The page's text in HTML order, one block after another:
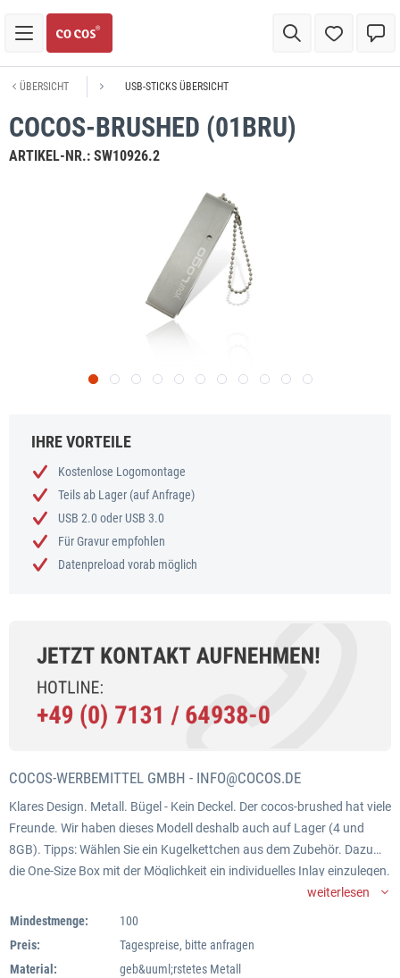
ÜBERSICHT USB-STICKS ÜBERSICHT
COCOS-BRUSHED (01BRU)
ARTIKEL-NR.: SW10926.2
IHRE VORTEILE
Kostenlose Logomontage
Teils ab Lager (auf Anfrage)
USB 2.0 oder USB 3.0
Für Gravur empfohlen
Datenpreload vorab möglich
COCOS-WERBEMITTEL GMBH - INFO@COCOS.DE
Klares Design. Metall. Bügel - Kein Deckel. Der cocos-brushed hat viele
Freunde. Wir haben dieses Modell deshalb auch auf Lager (4 und
8GB). Tipps: Wählen Sie ein Kugelkettchen aus dem Zubehör. Dazu
die One-Size Box mit der Möglichkeit ein individuelles Inlay einzulegen.
weiterlesen
Mindestmenge:
100
Preis:
Tagespreise, bitte anfragen
Material:
geb&uuml;rstetes Metall